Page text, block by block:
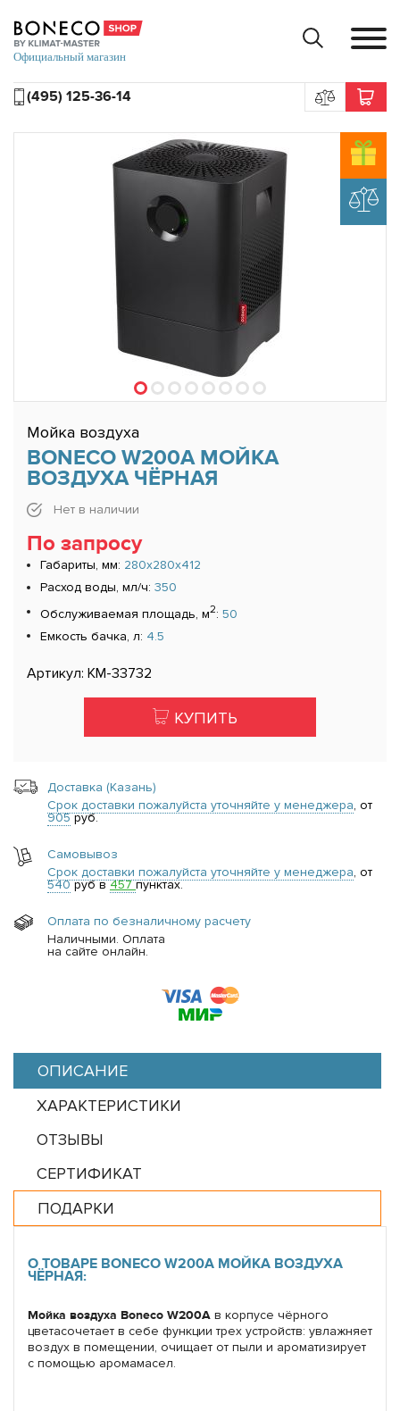
(495) 125-36-14
Мойка воздуха
BONECO W200A МОЙКА
ВОЗДУХА ЧЁРНАЯ
Нет в наличии
По запросу
Габариты, мм: 280x280x412
Расход воды, мл/ч: 350
Обслуживаемая площадь, м2: 50
Емкость бачка, л: 4.5
Артикул: КМ-33732
КУПИТЬ
Доставка (Казань)
Срок доставки пожалуйста уточняйте у менеджера, от
905руб.
Самовывоз
Срок доставки пожалуйста уточняйте у менеджера, от
540руб в457пунктах.
Оплата по безналичному расчету
Наличными. Оплата
на сайте онлайн.
ОПИСАНИЕ
ХАРАКТЕРИСТИКИ
ОТЗЫВЫ
СЕРТИФИКАТ
ПОДАРКИ
О ТОВАРЕ BONECO W200A МОЙКА ВОЗДУХА
ЧЁРНАЯ:
Мойка воздуха Boneco W200A в корпусе чёрного
цветасочетает в себе функции трех устройств: увлажняет
воздух в помещении, очищает от пыли и ароматизирует
с помощью аромамасел.